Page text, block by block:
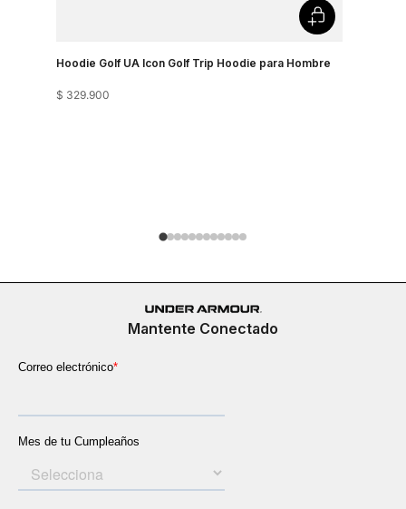
Hoodie Golf UA Icon Golf Trip Hoodie para Hombre
$ 329.900
Mantente Conectado